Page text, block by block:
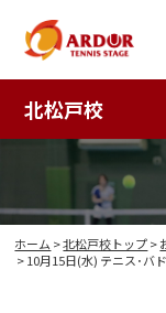
北松戸校
ホーム >北松戸校トップ>
> 10月15日(水) テニス･バ